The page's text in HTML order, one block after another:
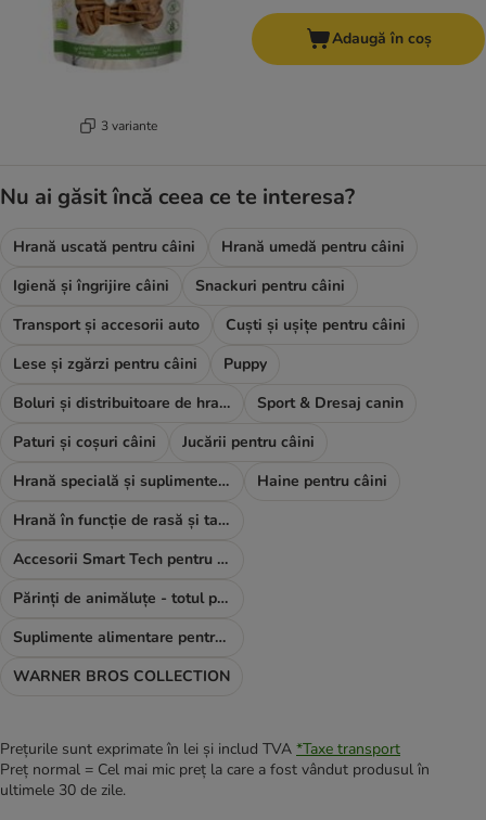
3 variante
Adaugă în coș
Nu ai găsit încă ceea ce te interesa?
Hrană uscată pentru câini
Hrană umedă pentru câini
Igienă și îngrijire câini
Snackuri pentru câini
Transport și accesorii auto
Cuști și ușițe pentru câini
Lese și zgărzi pentru câini
Puppy
Boluri și distribuitoare de hrană și apă
Sport & Dresaj canin
Paturi și coșuri câini
Jucării pentru câini
Hrană specială și suplimente alimentare
Haine pentru câini
Hrană în funcție de rasă și talie
Accesorii Smart Tech pentru câini
Părinți de animăluțe - totul pentru TINE
Suplimente alimentare pentru câini
WARNER BROS COLLECTION
Prețurile sunt exprimate în lei și includ TVA *Taxe transport
Preț normal = Cel mai mic preț la care a fost vândut produsul în
ultimele 30 de zile.